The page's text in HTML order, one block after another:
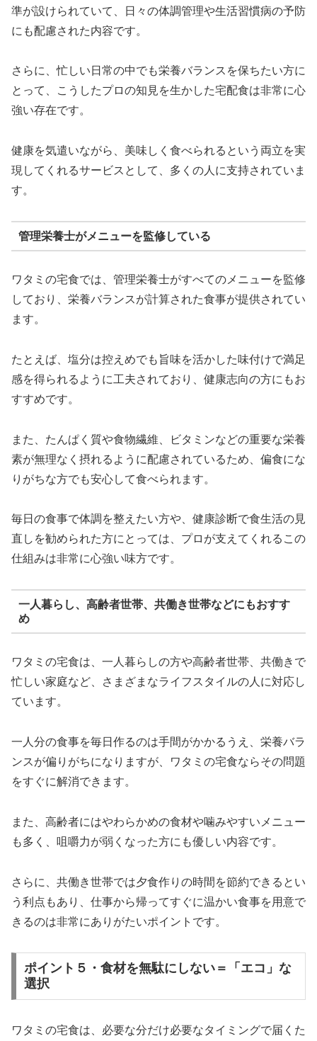
準が設けられていて、日々の体調管理や生活習慣病の予防
にも配慮された内容です。
さらに、忙しい日常の中でも栄養バランスを保ちたい方に
とって、こうしたプロの知見を生かした宅配食は非常に心
強い存在です。
健康を気遣いながら、美味しく食べられるという両立を実
現してくれるサービスとして、多くの人に支持されていま
す。
管理栄養士がメニューを監修している
ワタミの宅食では、管理栄養士がすべてのメニューを監修
しており、栄養バランスが計算された食事が提供されてい
ます。
たとえば、塩分は控えめでも旨味を活かした味付けで満足
感を得られるように工夫されており、健康志向の方にもお
すすめです。
また、たんぱく質や食物繊維、ビタミンなどの重要な栄養
素が無理なく摂れるように配慮されているため、偏食にな
りがちな方でも安心して食べられます。
毎日の食事で体調を整えたい方や、健康診断で食生活の見
直しを勧められた方にとっては、プロが支えてくれるこの
仕組みは非常に心強い味方です。
一人暮らし、高齢者世帯、共働き世帯などにもおすす
め
ワタミの宅食は、一人暮らしの方や高齢者世帯、共働きで
忙しい家庭など、さまざまなライフスタイルの人に対応し
ています。
一人分の食事を毎日作るのは手間がかかるうえ、栄養バラ
ンスが偏りがちになりますが、ワタミの宅食ならその問題
をすぐに解消できます。
また、高齢者にはやわらかめの食材や噛みやすいメニュー
も多く、咀嚼力が弱くなった方にも優しい内容です。
さらに、共働き世帯では夕食作りの時間を節約できるとい
う利点もあり、仕事から帰ってすぐに温かい食事を用意で
きるのは非常にありがたいポイントです。
ポイント５・食材を無駄にしない＝「エコ」な
選択
ワタミの宅食は、必要な分だけ必要なタイミングで届くた